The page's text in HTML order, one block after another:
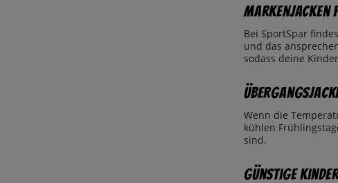
Markenjacken
Bei SportSpar
und das
sodass deine
Wenn die
kühlen
sind.
Günstige